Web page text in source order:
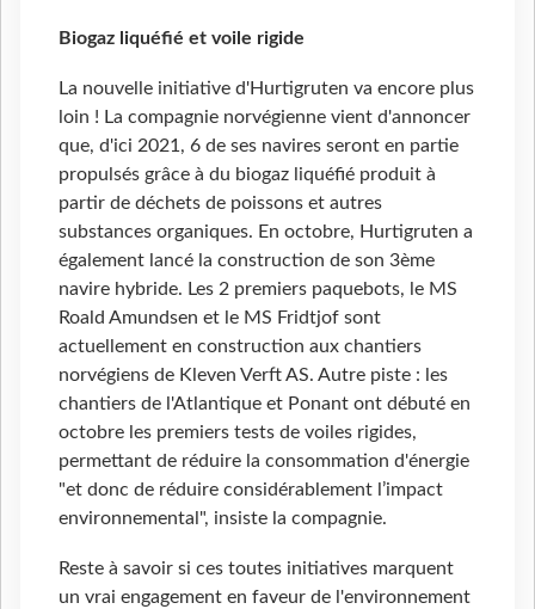
Biogaz liquéfié et voile rigide
La nouvelle initiative d'Hurtigruten va encore plus
loin ! La compagnie norvégienne vient d'annoncer
que, d'ici 2021, 6 de ses navires seront en partie
propulsés grâce à du biogaz liquéfié produit à
partir de déchets de poissons et autres
substances organiques. En octobre, Hurtigruten a
également lancé la construction de son 3ème
navire hybride. Les 2 premiers paquebots, le MS
Roald Amundsen et le MS Fridtjof sont
actuellement en construction aux chantiers
norvégiens de Kleven Verft AS. Autre piste : les
chantiers de l'Atlantique et Ponant ont débuté en
octobre les premiers tests de voiles rigides,
permettant de réduire la consommation d'énergie
"et donc de réduire considérablement l’impact
environnemental", insiste la compagnie.
Reste à savoir si ces toutes initiatives marquent
un vrai engagement en faveur de l'environnement